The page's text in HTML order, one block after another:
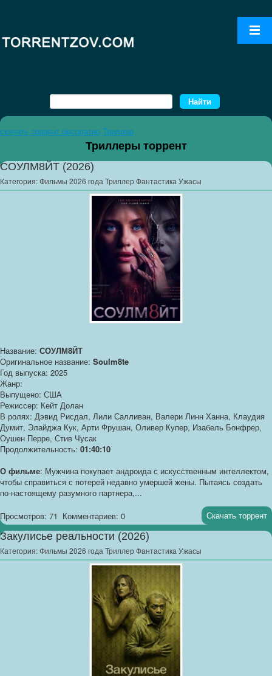
скачать торрент бесплатно Триллер
Триллеры торрент
СОУЛМ8ЙТ (2026)
Категория:Фильмы 2026 года Триллер Фантастика Ужасы
Название: СОУЛМ8ЙТ
Оригинальное название: Soulm8te
Год выпуска: 2025
Жанр:
Выпущено: США
Режиссер: Кейт Долан
В ролях: Дэвид Рисдал, Лили Салливан, Валери Линн Ханна, Клаудия
Думит, Элайджа Кук, Арти Фрушан, Оливер Купер, Изабель Бонфрер,
Оушен Перре, Стив Чусак
Продолжительность: 01:40:10
О фильме: Мужчина покупает андроида с искусственным интеллектом,
чтобы справиться с потерей недавно умершей жены. Пытаясь создать
по-настоящему разумного партнера,...
Просмотров: 71 Комментариев: 0 Скачать торрент
Закулисье реальности (2026)
Категория:Фильмы 2026 года Триллер Фантастика Ужасы